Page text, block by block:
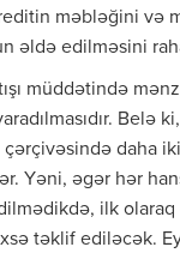
məbləğini və
əldə edilməsini
müddətində
Belə
daha
Yəni, əgər hər
ilk olaraq
təklif ediləcək.